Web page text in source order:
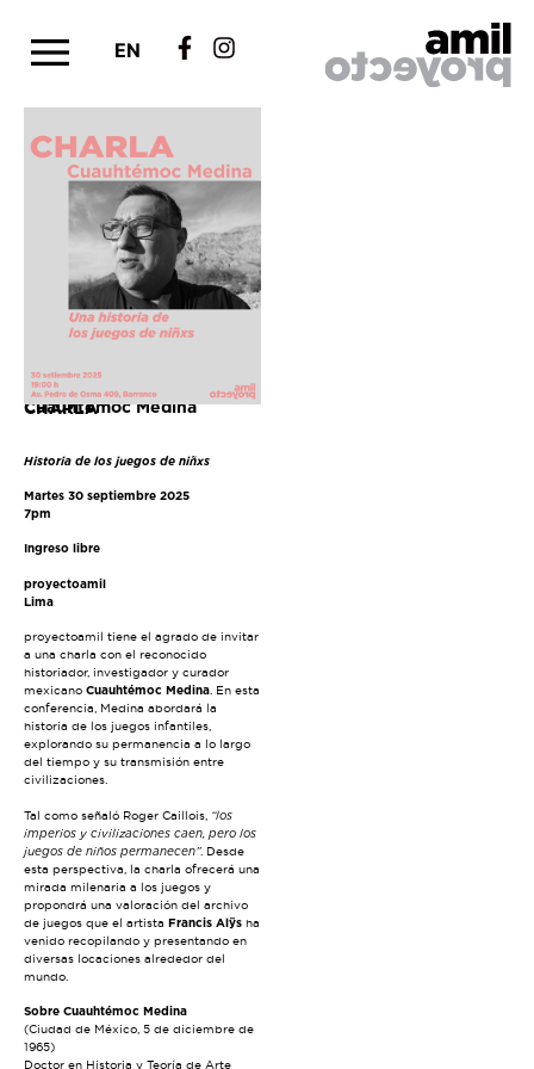
EN
CHARLA
Cuauhtémoc Medina
Historia de los juegos de niñxs
Martes 30 septiembre 2025
7pm
Ingreso libre
proyectoamil
Lima
proyectoamil tiene el agrado de invitar
a una charla con el reconocido
historiador, investigador y curador
mexicano Cuauhtémoc Medina. En esta
conferencia, Medina abordará la
historia de los juegos infantiles,
explorando su permanencia a lo largo
del tiempo y su transmisión entre
civilizaciones.
Tal como señaló Roger Caillois, “los
imperios y civilizaciones caen, pero los
juegos de niños permanecen”. Desde
esta perspectiva, la charla ofrecerá una
mirada milenaria a los juegos y
propondrá una valoración del archivo
de juegos que el artista Francis Alÿs ha
venido recopilando y presentando en
diversas locaciones alrededor del
mundo.
Sobre Cuauhtémoc Medina
(Ciudad de México, 5 de diciembre de
1965)
Doctor en Historia y Teoría de Arte